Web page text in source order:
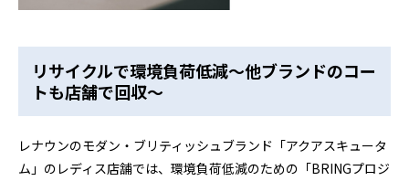
リサイクルで環境負荷低減～他ブランドのコー
トも店舗で回収～
レナウンのモダン・ブリティッシュブランド「アクアスキュータ
ム」のレディス店舗では、環境負荷低減のための「BRINGプロジ